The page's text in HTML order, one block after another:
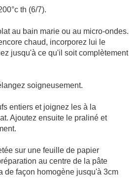
th (6/7).
au bain marie ou au micro-ondes.
chaud, incorporez lui le
jusqu'à ce qu'il soit complètement
soigneusement.
entiers et joignez les à la
Ajoutez ensuite le praliné et
sur une feuille de papier
au centre de la pâte
de façon homogène jusqu'à 3cm